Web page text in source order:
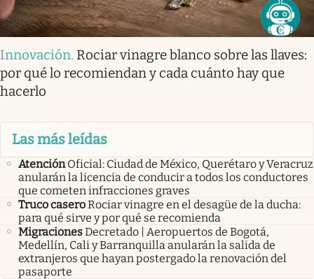
Innovación. Rociar vinagre blanco sobre las llaves:
por qué lo recomiendan y cada cuánto hay que
hacerlo
Las más leídas
Atención Oficial: Ciudad de México, Querétaro y Veracruz
anularán la licencia de conducir a todos los conductores
que cometen infracciones graves
Truco caseroRociar vinagre en el desagüe de la ducha:
para qué sirve y por qué se recomienda
MigracionesDecretado | Aeropuertos de Bogotá,
Medellín, Cali y Barranquilla anularán la salida de
extranjeros que hayan postergado la renovación del
pasaporte